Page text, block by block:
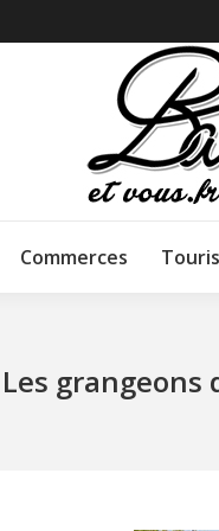
Commerces